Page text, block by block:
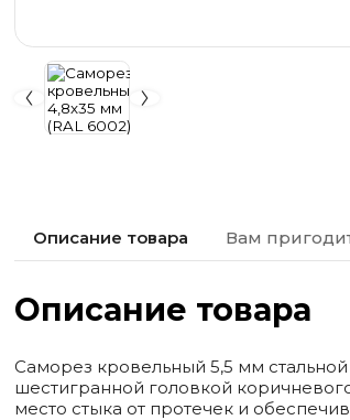
Описание товара Вам
Описание товара
Саморез кровельный 5,5 мм
шестигранной головкой
место стыка от протечек и